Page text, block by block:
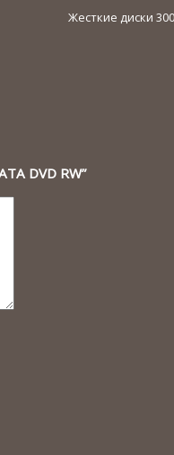
Жесткие диски
DVD RW”